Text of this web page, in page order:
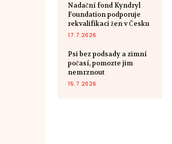
Nadační fond Kyndryl
Foundation podporuje
rekvalifikaci žen v Česku
17.7.2026
Psi bez podsady a zimní
počasí, pomozte jim
nemrznout
15.7.2026